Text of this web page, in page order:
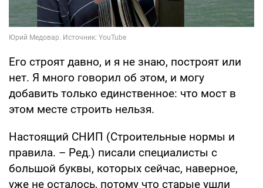
Его строят давно, и я не знаю, построят или
нет. Я много говорил об этом, и могу
добавить только единственное: что мост в
этом месте строить нельзя.
Настоящий СНИП (Строительные нормы и
правила. – Ред.) писали специалисты с
большой буквы, которых сейчас, наверное,
уже не осталось, потому что старые ушли